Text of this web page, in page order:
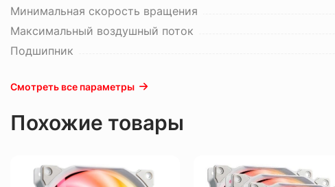
Минимальная скорость вращения
Максимальный воздушный поток
Подшипник
Смотреть все параметры
Похожие товары